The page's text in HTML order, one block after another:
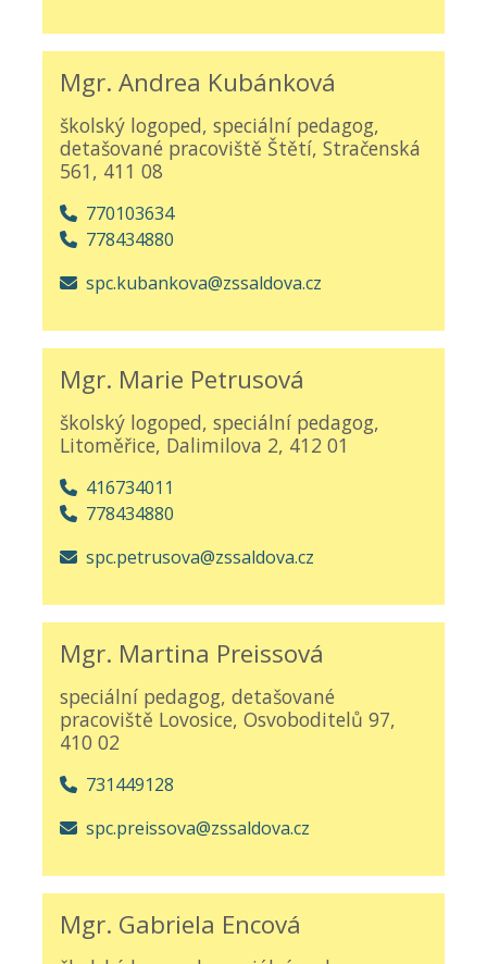
Mgr. Andrea Kubánková
školský logoped, speciální pedagog,
detašované pracoviště Štětí, Stračenská
561, 411 08
770103634
778434880
spc.kubankova@zssaldova.cz
Mgr. Marie Petrusová
školský logoped, speciální pedagog,
Litoměřice, Dalimilova 2, 412 01
416734011
778434880
spc.petrusova@zssaldova.cz
Mgr. Martina Preissová
speciální pedagog, detašované
pracoviště Lovosice, Osvoboditelů 97,
410 02
731449128
spc.preissova@zssaldova.cz
Mgr. Gabriela Encová